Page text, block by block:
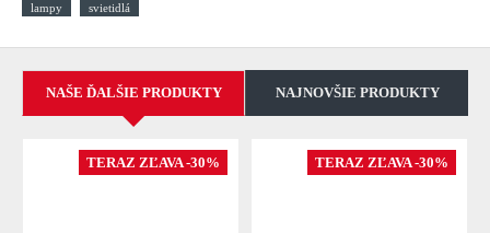
lampy svietidlá
NAŠE ĎALŠIE PRODUKTY NAJNOVŠIE PRODUKTY
TERAZ ZĽAVA -30% TERAZ ZĽAVA -30%